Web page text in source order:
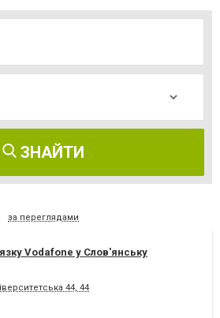
ЗНАЙТИ
за переглядами
Vodafone у Слов'янську
44, 44